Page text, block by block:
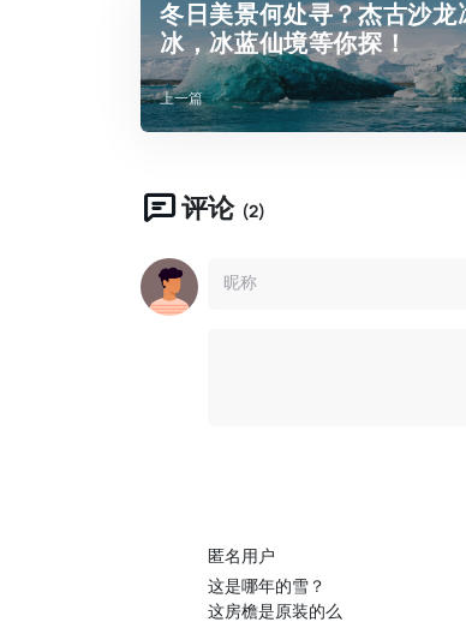
冬日美景何处寻？杰古沙龙
冰，冰蓝仙境等你探！
上一篇
评论 (2)
匿名用户
这是哪年的雪？
这房檐是原装的么